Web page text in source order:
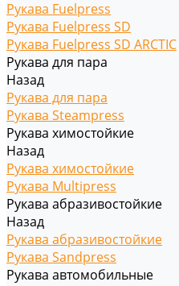
Рукава Fuelpress
Рукава Fuelpress SD
Рукава Fuelpress SD ARCTIC
Рукава для пара
Назад
Рукава для пара
Рукава Steampress
Рукава химостойкие
Назад
Рукава химостойкие
Рукава Multipress
Рукава абразивостойкие
Назад
Рукава абразивостойкие
Рукава Sandpress
Рукава автомобильные